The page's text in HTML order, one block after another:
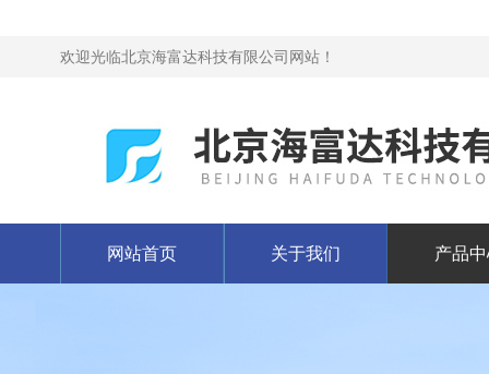
欢迎光临北京海富达科技有限公司网站！
网站首页 关于我们 产品